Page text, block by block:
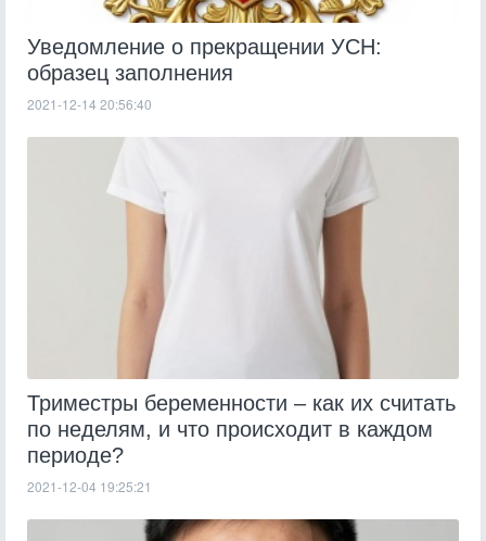
Уведомление о прекращении УСН:
образец заполнения
2021-12-14 20:56:40
Триместры беременности – как их считать
по неделям, и что происходит в каждом
периоде?
2021-12-04 19:25:21